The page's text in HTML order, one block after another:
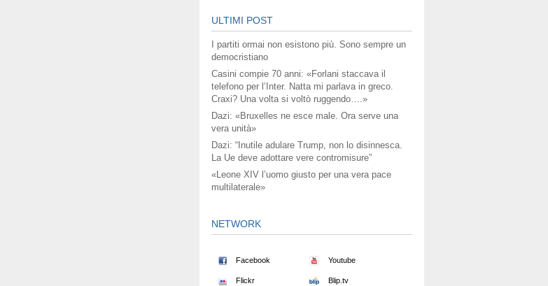
ULTIMI POST
I partiti ormai non esistono più. Sono sempre un
democristiano
Casini compie 70 anni: «Forlani staccava il
telefono per l’Inter. Natta mi parlava in greco.
Craxi? Una volta si voltò ruggendo….»
Dazi: «Bruxelles ne esce male. Ora serve una
vera unità»
Dazi: “Inutile adulare Trump, non lo disinnesca.
La Ue deve adottare vere contromisure”
«Leone XIV l’uomo giusto per una vera pace
multilaterale»
NETWORK
Facebook Youtube
Flickr Blip.tv